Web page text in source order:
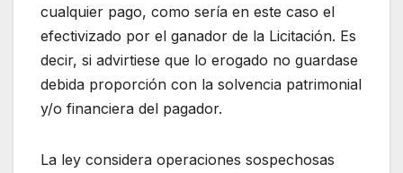
cualquier pago, como sería en este caso el
efectivizado por el ganador de la Licitación. Es
decir, si advirtiese que lo erogado no guardase
debida proporción con la solvencia patrimonial
y/o financiera del pagador.
La ley considera operaciones sospechosas